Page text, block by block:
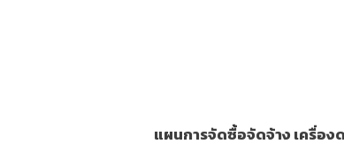
แผนการจัดซื้อจัดจ้าง เครื่อง